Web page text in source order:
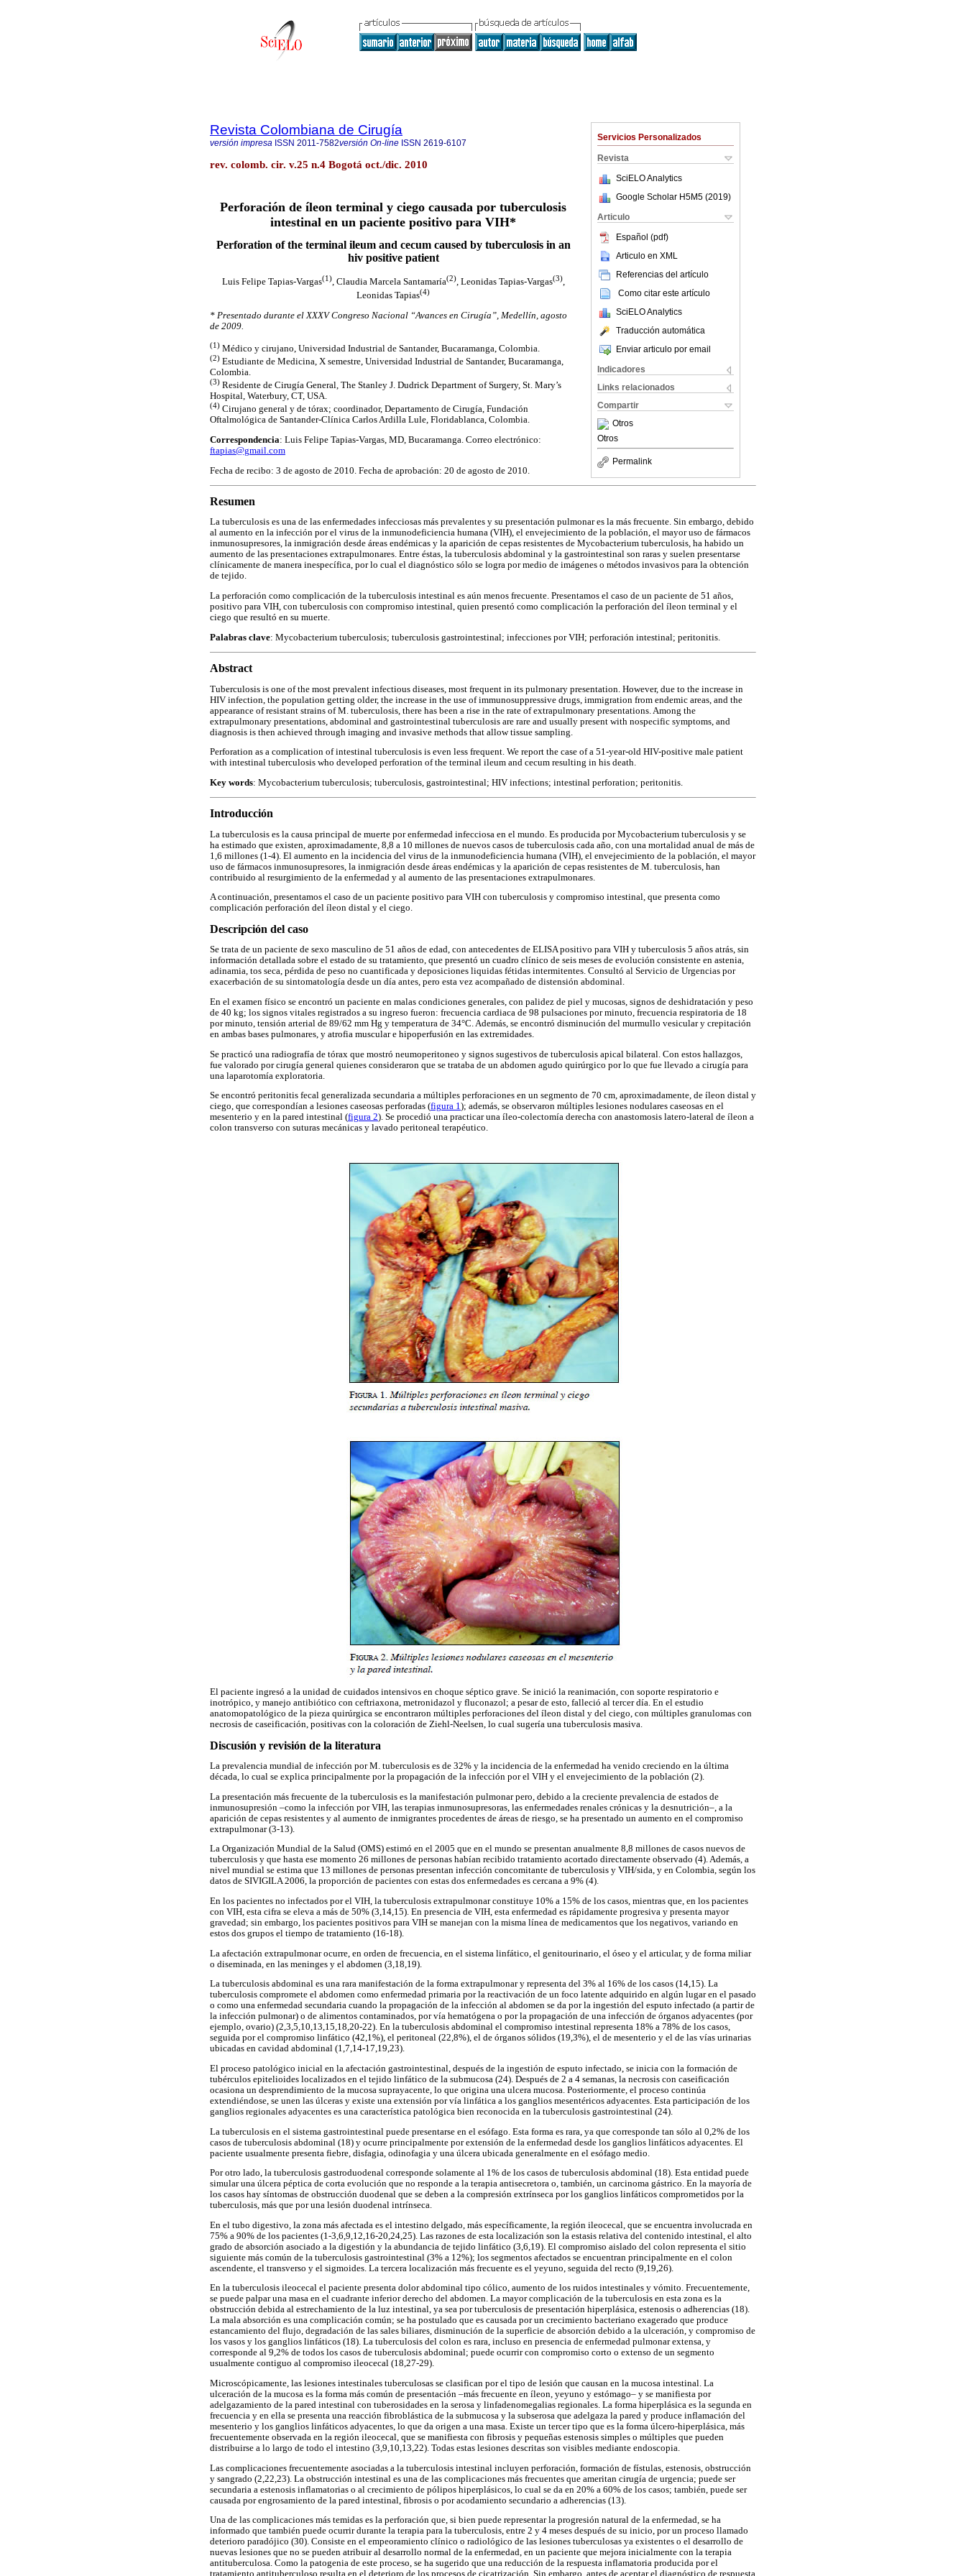
Servicios Personalizados
Revista
SciELO Analytics
Google Scholar H5M5 (2019)
Articulo
Español (pdf)
Articulo en XML
Referencias del artículo
Como citar este artículo
SciELO Analytics
Traducción automática
Enviar articulo por email
Indicadores
Links relacionados
Compartir
Otros
Otros
Permalink
Revista Colombiana de Cirugía
versión impresa ISSN 2011-7582versión On-line ISSN 2619-6107
rev. colomb. cir. v.25 n.4 Bogotá oct./dic. 2010
Perforación de íleon terminal y ciego causada por tuberculosis
intestinal en un paciente positivo para VIH*
Perforation of the terminal ileum and cecum caused by tuberculosis in an
hiv positive patient
Luis Felipe Tapias-Vargas(1), Claudia Marcela Santamaría(2), Leonidas Tapias-Vargas(3),
Leonidas Tapias(4)
* Presentado durante el XXXV Congreso Nacional “Avances en Cirugía”, Medellín, agosto
de 2009.
(1) Médico y cirujano, Universidad Industrial de Santander, Bucaramanga, Colombia.
(2) Estudiante de Medicina, X semestre, Universidad Industrial de Santander, Bucaramanga,
Colombia.
(3) Residente de Cirugía General, The Stanley J. Dudrick Department of Surgery, St. Mary’s
Hospital, Waterbury, CT, USA.
(4) Cirujano general y de tórax; coordinador, Departamento de Cirugía, Fundación
Oftalmológica de Santander-Clínica Carlos Ardilla Lule, Floridablanca, Colombia.
Correspondencia: Luis Felipe Tapias-Vargas, MD, Bucaramanga. Correo electrónico:
ftapias@gmail.com
Fecha de recibo: 3 de agosto de 2010. Fecha de aprobación: 20 de agosto de 2010.
Resumen
La tuberculosis es una de las enfermedades infecciosas más prevalentes y su presentación pulmonar es la más frecuente. Sin embargo, debido
al aumento en la infección por el virus de la inmunodeficiencia humana (VIH), el envejecimiento de la población, el mayor uso de fármacos
inmunosupresores, la inmigración desde áreas endémicas y la aparición de cepas resistentes de Mycobacterium tuberculosis, ha habido un
aumento de las presentaciones extrapulmonares. Entre éstas, la tuberculosis abdominal y la gastrointestinal son raras y suelen presentarse
clínicamente de manera inespecífica, por lo cual el diagnóstico sólo se logra por medio de imágenes o métodos invasivos para la obtención
de tejido.
La perforación como complicación de la tuberculosis intestinal es aún menos frecuente. Presentamos el caso de un paciente de 51 años,
positivo para VIH, con tuberculosis con compromiso intestinal, quien presentó como complicación la perforación del íleon terminal y el
ciego que resultó en su muerte.
Palabras clave: Mycobacterium tuberculosis; tuberculosis gastrointestinal; infecciones por VIH; perforación intestinal; peritonitis.
Abstract
Tuberculosis is one of the most prevalent infectious diseases, most frequent in its pulmonary presentation. However, due to the increase in
HIV infection, the population getting older, the increase in the use of immunosuppressive drugs, immigration from endemic areas, and the
appearance of resistant strains of M. tuberculosis, there has been a rise in the rate of extrapulmonary presentations. Among the
extrapulmonary presentations, abdominal and gastrointestinal tuberculosis are rare and usually present with nospecific symptoms, and
diagnosis is then achieved through imaging and invasive methods that allow tissue sampling.
Perforation as a complication of intestinal tuberculosis is even less frequent. We report the case of a 51-year-old HIV-positive male patient
with intestinal tuberculosis who developed perforation of the terminal ileum and cecum resulting in his death.
Key words: Mycobacterium tuberculosis; tuberculosis, gastrointestinal; HIV infections; intestinal perforation; peritonitis.
Introducción
La tuberculosis es la causa principal de muerte por enfermedad infecciosa en el mundo. Es producida por Mycobacterium tuberculosis y se
ha estimado que existen, aproximadamente, 8,8 a 10 millones de nuevos casos de tuberculosis cada año, con una mortalidad anual de más de
1,6 millones (1-4). El aumento en la incidencia del virus de la inmunodeficiencia humana (VIH), el envejecimiento de la población, el mayor
uso de fármacos inmunosupresores, la inmigración desde áreas endémicas y la aparición de cepas resistentes de M. tuberculosis, han
contribuido al resurgimiento de la enfermedad y al aumento de las presentaciones extrapulmonares.
A continuación, presentamos el caso de un paciente positivo para VIH con tuberculosis y compromiso intestinal, que presenta como
complicación perforación del íleon distal y el ciego.
Descripción del caso
Se trata de un paciente de sexo masculino de 51 años de edad, con antecedentes de ELISA positivo para VIH y tuberculosis 5 años atrás, sin
información detallada sobre el estado de su tratamiento, que presentó un cuadro clínico de seis meses de evolución consistente en astenia,
adinamia, tos seca, pérdida de peso no cuantificada y deposiciones liquidas fétidas intermitentes. Consultó al Servicio de Urgencias por
exacerbación de su sintomatología desde un día antes, pero esta vez acompañado de distensión abdominal.
En el examen físico se encontró un paciente en malas condiciones generales, con palidez de piel y mucosas, signos de deshidratación y peso
de 40 kg; los signos vitales registrados a su ingreso fueron: frecuencia cardiaca de 98 pulsaciones por minuto, frecuencia respiratoria de 18
por minuto, tensión arterial de 89/62 mm Hg y temperatura de 34°C. Además, se encontró disminución del murmullo vesicular y crepitación
en ambas bases pulmonares, y atrofia muscular e hipoperfusión en las extremidades.
Se practicó una radiografía de tórax que mostró neumoperitoneo y signos sugestivos de tuberculosis apical bilateral. Con estos hallazgos,
fue valorado por cirugía general quienes consideraron que se trataba de un abdomen agudo quirúrgico por lo que fue llevado a cirugía para
una laparotomía exploratoria.
Se encontró peritonitis fecal generalizada secundaria a múltiples perforaciones en un segmento de 70 cm, aproximadamente, de íleon distal y
ciego, que correspondían a lesiones caseosas perforadas (figura 1); además, se observaron múltiples lesiones nodulares caseosas en el
mesenterio y en la pared intestinal (figura 2). Se procedió una practicar una íleo-colectomía derecha con anastomosis latero-lateral de íleon a
colon transverso con suturas mecánicas y lavado peritoneal terapéutico.
El paciente ingresó a la unidad de cuidados intensivos en choque séptico grave. Se inició la reanimación, con soporte respiratorio e
inotrópico, y manejo antibiótico con ceftriaxona, metronidazol y fluconazol; a pesar de esto, falleció al tercer día. En el estudio
anatomopatológico de la pieza quirúrgica se encontraron múltiples perforaciones del íleon distal y del ciego, con múltiples granulomas con
necrosis de caseificación, positivas con la coloración de Ziehl-Neelsen, lo cual sugería una tuberculosis masiva.
Discusión y revisión de la literatura
La prevalencia mundial de infección por M. tuberculosis es de 32% y la incidencia de la enfermedad ha venido creciendo en la última
década, lo cual se explica principalmente por la propagación de la infección por el VIH y el envejecimiento de la población (2).
La presentación más frecuente de la tuberculosis es la manifestación pulmonar pero, debido a la creciente prevalencia de estados de
inmunosupresión –como la infección por VIH, las terapias inmunosupresoras, las enfermedades renales crónicas y la desnutrición–, a la
aparición de cepas resistentes y al aumento de inmigrantes procedentes de áreas de riesgo, se ha presentado un aumento en el compromiso
extrapulmonar (3-13).
La Organización Mundial de la Salud (OMS) estimó en el 2005 que en el mundo se presentan anualmente 8,8 millones de casos nuevos de
tuberculosis y que hasta ese momento 26 millones de personas habían recibido tratamiento acortado directamente observado (4). Además, a
nivel mundial se estima que 13 millones de personas presentan infección concomitante de tuberculosis y VIH/sida, y en Colombia, según los
datos de SIVIGILA 2006, la proporción de pacientes con estas dos enfermedades es cercana a 9% (4).
En los pacientes no infectados por el VIH, la tuberculosis extrapulmonar constituye 10% a 15% de los casos, mientras que, en los pacientes
con VIH, esta cifra se eleva a más de 50% (3,14,15). En presencia de VIH, esta enfermedad es rápidamente progresiva y presenta mayor
gravedad; sin embargo, los pacientes positivos para VIH se manejan con la misma línea de medicamentos que los negativos, variando en
estos dos grupos el tiempo de tratamiento (16-18).
La afectación extrapulmonar ocurre, en orden de frecuencia, en el sistema linfático, el genitourinario, el óseo y el articular, y de forma miliar
o diseminada, en las meninges y el abdomen (3,18,19).
La tuberculosis abdominal es una rara manifestación de la forma extrapulmonar y representa del 3% al 16% de los casos (14,15). La
tuberculosis compromete el abdomen como enfermedad primaria por la reactivación de un foco latente adquirido en algún lugar en el pasado
o como una enfermedad secundaria cuando la propagación de la infección al abdomen se da por la ingestión del esputo infectado (a partir de
la infección pulmonar) o de alimentos contaminados, por vía hematógena o por la propagación de una infección de órganos adyacentes (por
ejemplo, ovario) (2,3,5,10,13,15,18,20-22). En la tuberculosis abdominal el compromiso intestinal representa 18% a 78% de los casos,
seguida por el compromiso linfático (42,1%), el peritoneal (22,8%), el de órganos sólidos (19,3%), el de mesenterio y el de las vías urinarias
ubicadas en cavidad abdominal (1,7,14-17,19,23).
El proceso patológico inicial en la afectación gastrointestinal, después de la ingestión de esputo infectado, se inicia con la formación de
tubérculos epitelioides localizados en el tejido linfático de la submucosa (24). Después de 2 a 4 semanas, la necrosis con caseificación
ocasiona un desprendimiento de la mucosa suprayacente, lo que origina una ulcera mucosa. Posteriormente, el proceso continúa
extendiéndose, se unen las úlceras y existe una extensión por vía linfática a los ganglios mesentéricos adyacentes. Esta participación de los
ganglios regionales adyacentes es una característica patológica bien reconocida en la tuberculosis gastrointestinal (24).
La tuberculosis en el sistema gastrointestinal puede presentarse en el esófago. Esta forma es rara, ya que corresponde tan sólo al 0,2% de los
casos de tuberculosis abdominal (18) y ocurre principalmente por extensión de la enfermedad desde los ganglios linfáticos adyacentes. El
paciente usualmente presenta fiebre, disfagia, odinofagia y una úlcera ubicada generalmente en el esófago medio.
Por otro lado, la tuberculosis gastroduodenal corresponde solamente al 1% de los casos de tuberculosis abdominal (18). Esta entidad puede
simular una úlcera péptica de corta evolución que no responde a la terapia antisecretora o, también, un carcinoma gástrico. En la mayoría de
los casos hay síntomas de obstrucción duodenal que se deben a la compresión extrínseca por los ganglios linfáticos comprometidos por la
tuberculosis, más que por una lesión duodenal intrínseca.
En el tubo digestivo, la zona más afectada es el intestino delgado, más específicamente, la región ileocecal, que se encuentra involucrada en
75% a 90% de los pacientes (1-3,6,9,12,16-20,24,25). Las razones de esta localización son la estasis relativa del contenido intestinal, el alto
grado de absorción asociado a la digestión y la abundancia de tejido linfático (3,6,19). El compromiso aislado del colon representa el sitio
siguiente más común de la tuberculosis gastrointestinal (3% a 12%); los segmentos afectados se encuentran principalmente en el colon
ascendente, el transverso y el sigmoides. La tercera localización más frecuente es el yeyuno, seguida del recto (9,19,26).
En la tuberculosis ileocecal el paciente presenta dolor abdominal tipo cólico, aumento de los ruidos intestinales y vómito. Frecuentemente,
se puede palpar una masa en el cuadrante inferior derecho del abdomen. La mayor complicación de la tuberculosis en esta zona es la
obstrucción debida al estrechamiento de la luz intestinal, ya sea por tuberculosis de presentación hiperplásica, estenosis o adherencias (18).
La mala absorción es una complicación común; se ha postulado que es causada por un crecimiento bacteriano exagerado que produce
estancamiento del flujo, degradación de las sales biliares, disminución de la superficie de absorción debido a la ulceración, y compromiso de
los vasos y los ganglios linfáticos (18). La tuberculosis del colon es rara, incluso en presencia de enfermedad pulmonar extensa, y
corresponde al 9,2% de todos los casos de tuberculosis abdominal; puede ocurrir con compromiso corto o extenso de un segmento
usualmente contiguo al compromiso ileocecal (18,27-29).
Microscópicamente, las lesiones intestinales tuberculosas se clasifican por el tipo de lesión que causan en la mucosa intestinal. La
ulceración de la mucosa es la forma más común de presentación –más frecuente en íleon, yeyuno y estómago– y se manifiesta por
adelgazamiento de la pared intestinal con tuberosidades en la serosa y linfadenomegalias regionales. La forma hiperplásica es la segunda en
frecuencia y en ella se presenta una reacción fibroblástica de la submucosa y la subserosa que adelgaza la pared y produce inflamación del
mesenterio y los ganglios linfáticos adyacentes, lo que da origen a una masa. Existe un tercer tipo que es la forma úlcero-hiperplásica, más
frecuentemente observada en la región ileocecal, que se manifiesta con fibrosis y pequeñas estenosis simples o múltiples que pueden
distribuirse a lo largo de todo el intestino (3,9,10,13,22). Todas estas lesiones descritas son visibles mediante endoscopia.
Las complicaciones frecuentemente asociadas a la tuberculosis intestinal incluyen perforación, formación de fístulas, estenosis, obstrucción
y sangrado (2,22,23). La obstrucción intestinal es una de las complicaciones más frecuentes que ameritan cirugía de urgencia; puede ser
secundaria a estenosis inflamatorias o al crecimiento de pólipos hiperplásicos, lo cual se da en 20% a 60% de los casos; también, puede ser
causada por engrosamiento de la pared intestinal, fibrosis o por acodamiento secundario a adherencias (13).
Una de las complicaciones más temidas es la perforación que, si bien puede representar la progresión natural de la enfermedad, se ha
informado que también puede ocurrir durante la terapia para la tuberculosis, entre 2 y 4 meses después de su inicio, por un proceso llamado
deterioro paradójico (30). Consiste en el empeoramiento clínico o radiológico de las lesiones tuberculosas ya existentes o el desarrollo de
nuevas lesiones que no se pueden atribuir al desarrollo normal de la enfermedad, en un paciente que mejora inicialmente con la terapia
antituberculosa. Como la patogenia de este proceso, se ha sugerido que una reducción de la respuesta inflamatoria producida por el
tratamiento antituberculoso resulta en el deterioro de los procesos de cicatrización. Sin embargo, antes de aceptar el diagnóstico de respuesta